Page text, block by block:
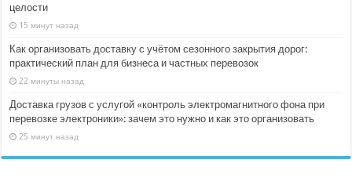
целости
15 минут назад
Как организовать доставку с учётом сезонного закрытия дорог:
практический план для бизнеса и частных перевозок
22 минуты назад
Доставка грузов с услугой «контроль электромагнитного фона при
перевозке электроники»: зачем это нужно и как это организовать
25 минут назад